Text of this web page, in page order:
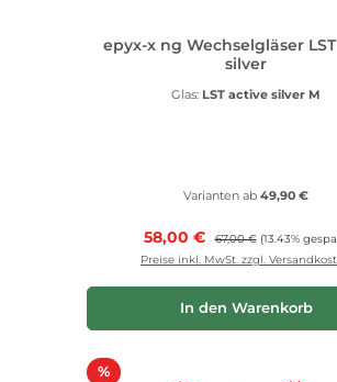
epyx-x ng Wechselgläser
silver
Glas: LST active silver M
Varianten ab 49,90 €
Verkaufspreis:
58,00 € Regulärer Preis:
67,00 € (13.43%
Preise inkl. MwSt. zzgl.
In den Warenkorb
%Rabatt